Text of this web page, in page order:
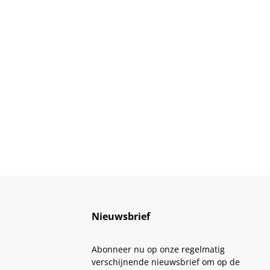
Nieuwsbrief
Abonneer nu op onze regelmatig
verschijnende nieuwsbrief om op de